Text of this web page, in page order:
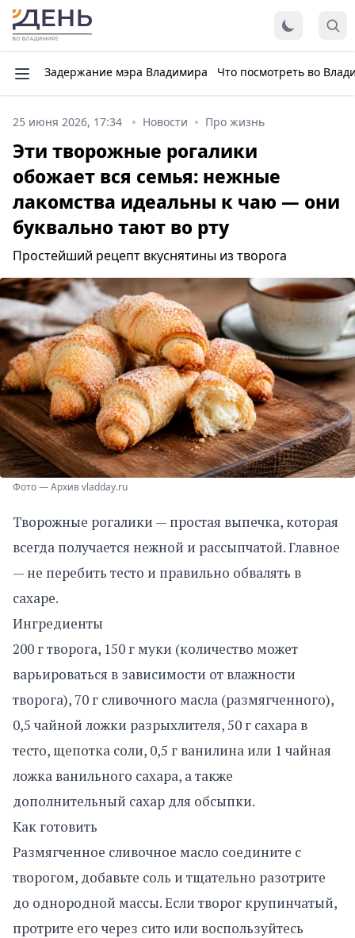
Задержание мэра Владимира Что посмотреть во
25 июня 2026, 17:34 Новости Про жизнь
Эти творожные рогалики
обожает вся семья: нежные
лакомства идеальны к чаю — они
буквально тают во рту
Простейший рецепт вкуснятины из творога
Фото — Архив vladday.ru
Творожные рогалики — простая выпечка, которая
всегда получается нежной и рассыпчатой. Главное
— не перебить тесто и правильно обвалять в
сахаре.
Ингредиенты
200 г творога, 150 г муки (количество может
варьироваться в зависимости от влажности
творога), 70 г сливочного масла (размягченного),
0,5 чайной ложки разрыхлителя, 50 г сахара в
тесто, щепотка соли, 0,5 г ванилина или 1 чайная
ложка ванильного сахара, а также
дополнительный сахар для обсыпки.
Как готовить
Размягченное сливочное масло соедините с
творогом, добавьте соль и тщательно разотрите
до однородной массы. Если творог крупинчатый,
протрите его через сито или воспользуйтесь